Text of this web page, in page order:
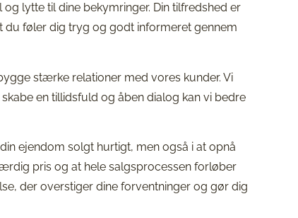
lytte til dine bekymringer. Din tilfredshed er
du føler dig tryg og godt informeret gennem
stærke relationer med vores kunder. Vi
en tillidsfuld og åben dialog kan vi bedre
ejendom solgt hurtigt, men også i at opnå
pris og at hele salgsprocessen forløber
der overstiger dine forventninger og gør dig